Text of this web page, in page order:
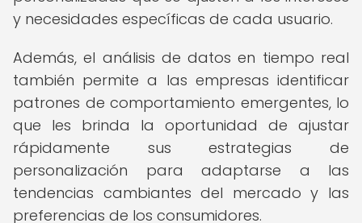
y necesidades específicas de cada usuario.
Además, el análisis de datos en tiempo real
también permite a las empresas identificar
patrones de comportamiento emergentes, lo
que les brinda la oportunidad de ajustar
rápidamente sus estrategias de
personalización para adaptarse a las
tendencias cambiantes del mercado y las
preferencias de los consumidores.